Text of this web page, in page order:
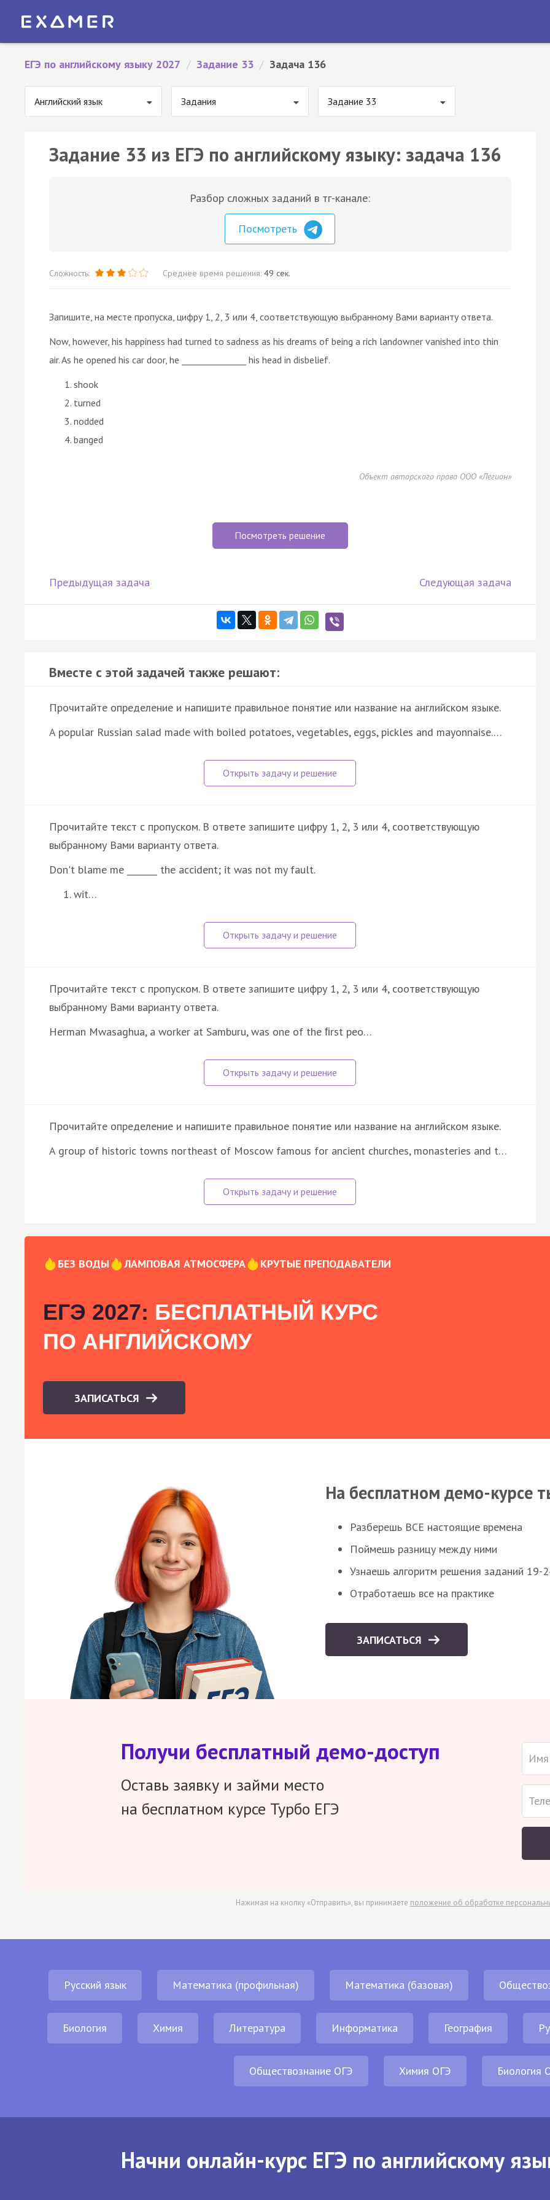
ЕГЭ по английскому языку 2027 / Задание 33 / Задача 136
Английский язык Задания Задание 33
Задание 33 из ЕГЭ по английскому языку: задача 136
Разбор сложных заданий в тг-канале:
Посмотреть
Сложность: Среднее время решения: 49 сек.
Запишите, на месте пропуска, цифру 1, 2, 3 или 4, соответствующую выбранному Вами варианту ответа.
Now, however, his happiness had turned to sadness as his dreams of being a rich landowner vanished into thin
air. As he opened his car door, he _______________ his head in disbelief.
shook
turned
nodded
banged
Объект авторского права ООО «Легион»
Посмотреть решение
Предыдущая задача Следующая задача
Вместе с этой задачей также решают:
Прочитайте определение и напишите правильное понятие или название на английском языке.
A popular Russian salad made with boiled potatoes, vegetables, eggs, pickles and mayonnaise.…
Прочитайте текст с пропуском. В ответе запишите цифру 1, 2, 3 или 4, соответствующую
выбранному Вами варианту ответа.
Don't blame me _______ the accident; it was not my fault.
wit…
Прочитайте текст с пропуском. В ответе запишите цифру 1, 2, 3 или 4, соответствующую
выбранному Вами варианту ответа.
Herman Mwasaghua, a worker at Samburu, was one of the ﬁrst peo…
Прочитайте определение и напишите правильное понятие или название на английском языке.
A group of historic towns northeast of Moscow famous for ancient churches, monasteries and t…
БЕЗ ВОДЫ ЛАМПОВАЯ АТМОСФЕРА КРУТЫЕ ПРЕПОДАВАТЕЛИ
ЕГЭ 2027: БЕСПЛАТНЫЙ КУРС
ПО АНГЛИЙСКОМУ
ЗАПИСАТЬСЯ
На бесплатном демо-курсе
Разберешь ВСЕ настоящие времена
Поймешь разницу между ними
Узнаешь алгоритм решения заданий 19-
Отработаешь все на практике
ЗАПИСАТЬСЯ
Получи бесплатный демо-доступ
Оставь заявку и займи место
на бесплатном курсе Турбо ЕГЭ
Нажимая на кнопку «Отправить», вы принимаете положение об обработке
Русский язык Математика (профильная) Математика (базовая)
Биология Химия Литература Информатика География
Обществознание ОГЭ Химия ОГЭ Биология
Начни онлайн-курс ЕГЭ по английскому